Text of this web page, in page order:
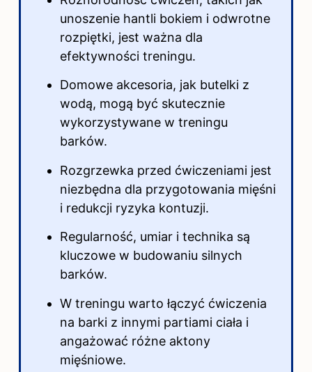
unoszenie hantli bokiem i odwrotne
rozpiętki, jest ważna dla
efektywności treningu.
Domowe akcesoria, jak butelki z
wodą, mogą być skutecznie
wykorzystywane w treningu
barków.
Rozgrzewka przed ćwiczeniami jest
niezbędna dla przygotowania mięśni
i redukcji ryzyka kontuzji.
Regularność, umiar i technika są
kluczowe w budowaniu silnych
barków.
W treningu warto łączyć ćwiczenia
na barki z innymi partiami ciała i
angażować różne aktony
mięśniowe.